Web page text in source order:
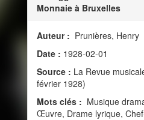
Monnaie à Bruxelles
Auteur : Prunières, Henry
Date : 1928-02-01
Source : La Revue
février 1928)
Mots clés : Musique
Œuvre, Drame lyrique,